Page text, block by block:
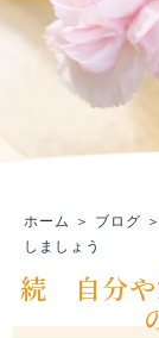
ホーム
＞ ブログ
しましょう
続 自分や